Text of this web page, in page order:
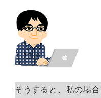
そうすると、私の場